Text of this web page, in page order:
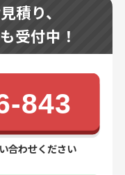
積り、
受付中！
843
合わせください